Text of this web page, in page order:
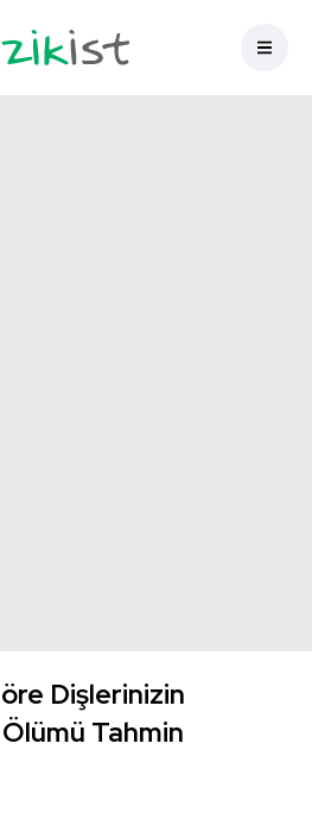
Dişlerinizin
Tahmin